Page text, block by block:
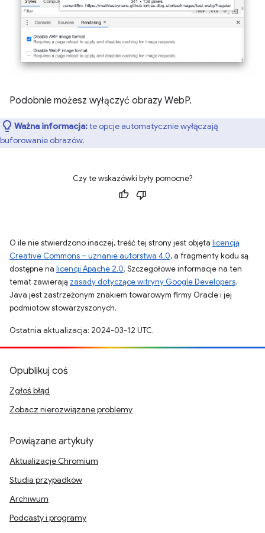
Podobnie możesz wyłączyć obrazy WebP.
Ważna informacja:te opcje automatycznie wyłączają
buforowanie obrazów.
Czy te wskazówki były pomocne?
O ile nie stwierdzono inaczej, treść tej strony jest objęta licencją
Creative Commons – uznanie autorstwa 4.0, a fragmenty kodu są
dostępne na licencji Apache 2.0. Szczegółowe informacje na ten
temat zawierają zasady dotyczące witryny Google Developers.
Java jest zastrzeżonym znakiem towarowym firmy Oracle i jej
podmiotów stowarzyszonych.
Ostatnia aktualizacja: 2024-03-12 UTC.
Opublikuj coś
Zgłoś błąd
Zobacz nierozwiązane problemy
Powiązane artykuły
Aktualizacje Chromium
Studia przypadków
Archiwum
Podcasty i programy